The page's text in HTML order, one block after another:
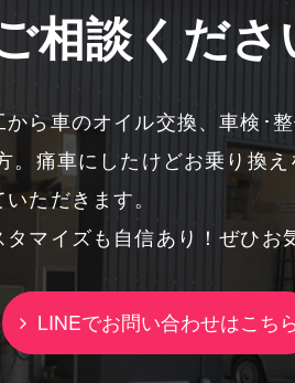
相談くださ
ら車のオイル交換、車検･
。痛車にしたけどお乗り換
ただきます。
マイズも自信あり！ぜひお
LINEでお問い合わせはこちら